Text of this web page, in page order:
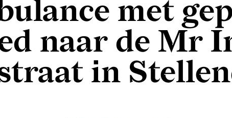
met
naar de Mr
in